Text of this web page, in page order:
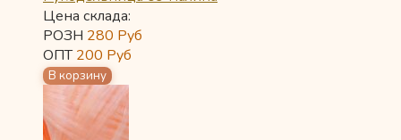
Цена склада:
РОЗН 280 Руб
ОПТ200 Руб